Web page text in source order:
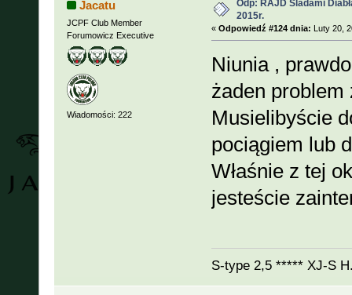
Jacatu
JCPF Club Member
Forumowicz Executive
Wiadomości: 222
Odp: RAJD Śladami
2015r.
« Odpowiedź #124 dnia: Luty 20,
Niunia ,
żaden
Musielibyście
pociągiem lub
Właśnie z tej
jesteście
S-type 2,5 ***** XJ-S